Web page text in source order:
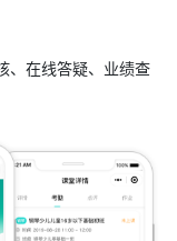
、在线答疑、业绩查